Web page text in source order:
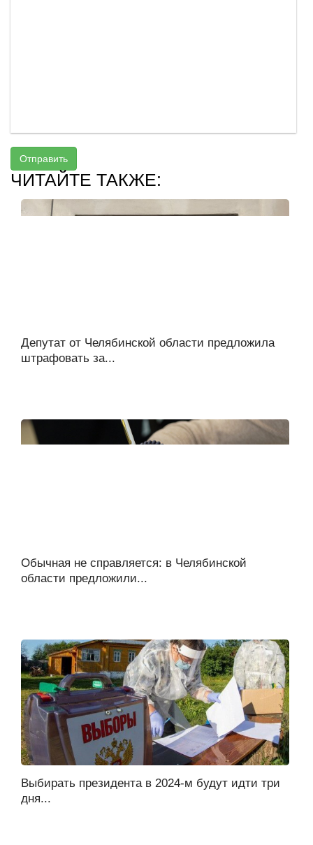
Отправить
ЧИТАЙТЕ ТАКЖЕ:
Депутат от Челябинской области предложила
штрафовать за...
Обычная не справляется: в Челябинской
области предложили...
Выбирать президента в 2024-м будут идти три
дня...